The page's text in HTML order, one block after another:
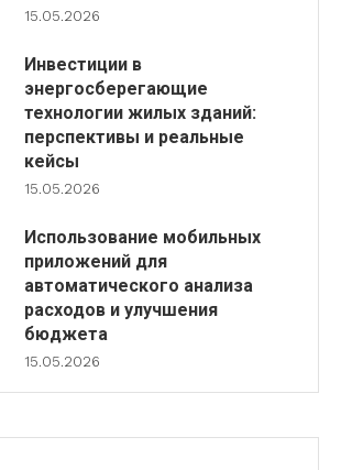
15.05.2026
Инвестиции в
энергосберегающие
технологии жилых зданий:
перспективы и реальные
кейсы
15.05.2026
Использование мобильных
приложений для
автоматического анализа
расходов и улучшения
бюджета
15.05.2026